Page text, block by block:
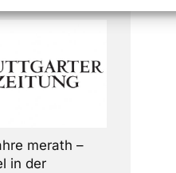
merath –
in der